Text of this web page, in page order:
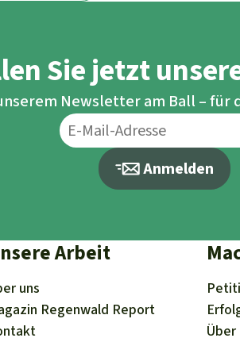
Sie jetzt
Newsletter am Ball – für
Anmelden
Arbeit
uns
Regenwald Report
Über